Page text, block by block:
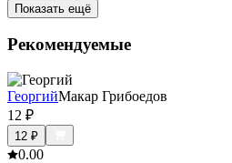
Показать ещё
Рекомендуемые
ГеоргийМакар Грибоедов
12 ₽
12 ₽
0.00